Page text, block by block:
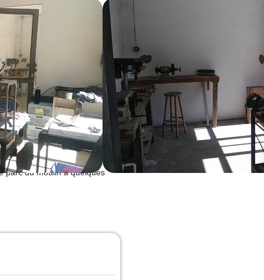
Il est installé depuis 2016
depuis un pôle des
avec un espace boutique,
consacrée aux travaux
parc du moulin à quelques